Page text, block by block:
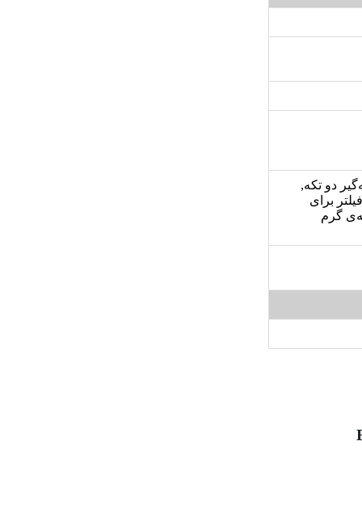
دارای چکه‌گیر دو تکه,
برای
میلی متر, صفحه‌ی گرم